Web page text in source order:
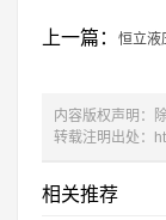
上一篇： 恒立液
内容版权声明：
转载注明出处：
相关推荐